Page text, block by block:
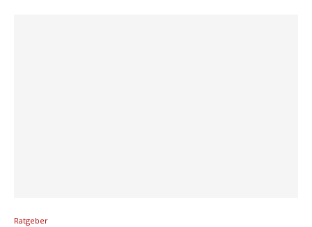
Ratgeber